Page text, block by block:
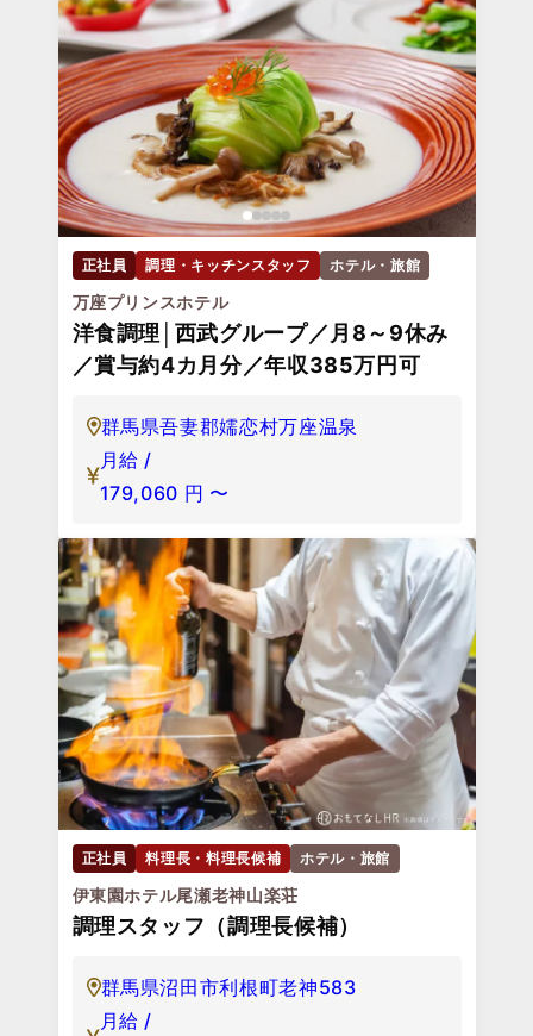
正社員 調理・キッチンスタッフ ホテル・旅館
万座プリンスホテル
洋食調理│西武グループ／月8～9休み
／賞与約4カ月分／年収385万円可
群馬県吾妻郡嬬恋村万座温泉
月給 /
179,060 円 〜
正社員 料理長・料理長候補 ホテル・旅館
伊東園ホテル尾瀬老神山楽荘
調理スタッフ（調理長候補）
群馬県沼田市利根町老神583
月給 /